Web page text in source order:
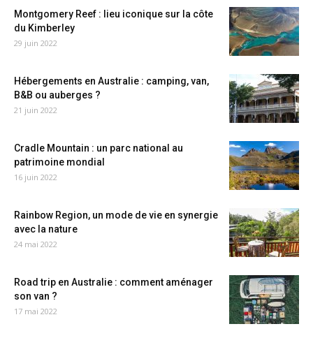
Montgomery Reef : lieu iconique sur la côte
du Kimberley
29 juin 2022
Hébergements en Australie : camping, van,
B&B ou auberges ?
21 juin 2022
Cradle Mountain : un parc national au
patrimoine mondial
16 juin 2022
Rainbow Region, un mode de vie en synergie
avec la nature
24 mai 2022
Road trip en Australie : comment aménager
son van ?
17 mai 2022